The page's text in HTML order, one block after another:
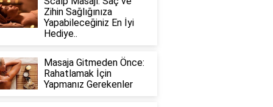
Zihin Sağlığınıza
Yapabileceğiniz En İyi
Hediye..
Masaja Gitmeden Önce:
Rahatlamak İçin
Yapmanız Gerekenler